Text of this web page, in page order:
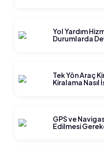
Yol Yardım
Durumlarda
Tek Yön Araç
Kiralama Nasıl
GPS ve
Edilmesi